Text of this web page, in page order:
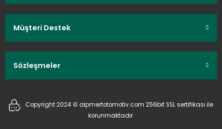
Müşteri Destek
Sözleşmeler
Copyright 2024 © alpmertotomotiv.com 256bit SSL sertifikası ile
korunmaktadır.